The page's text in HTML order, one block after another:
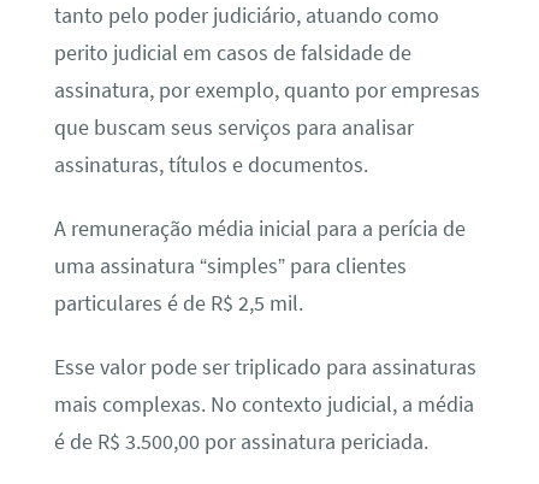
tanto pelo poder judiciário, atuando como
perito judicial em casos de falsidade de
assinatura, por exemplo, quanto por empresas
que buscam seus serviços para analisar
assinaturas, títulos e documentos.
A remuneração média inicial para a perícia de
uma assinatura “simples” para clientes
particulares é de R$ 2,5 mil.
Esse valor pode ser triplicado para assinaturas
mais complexas. No contexto judicial, a média
é de R$ 3.500,00 por assinatura periciada.